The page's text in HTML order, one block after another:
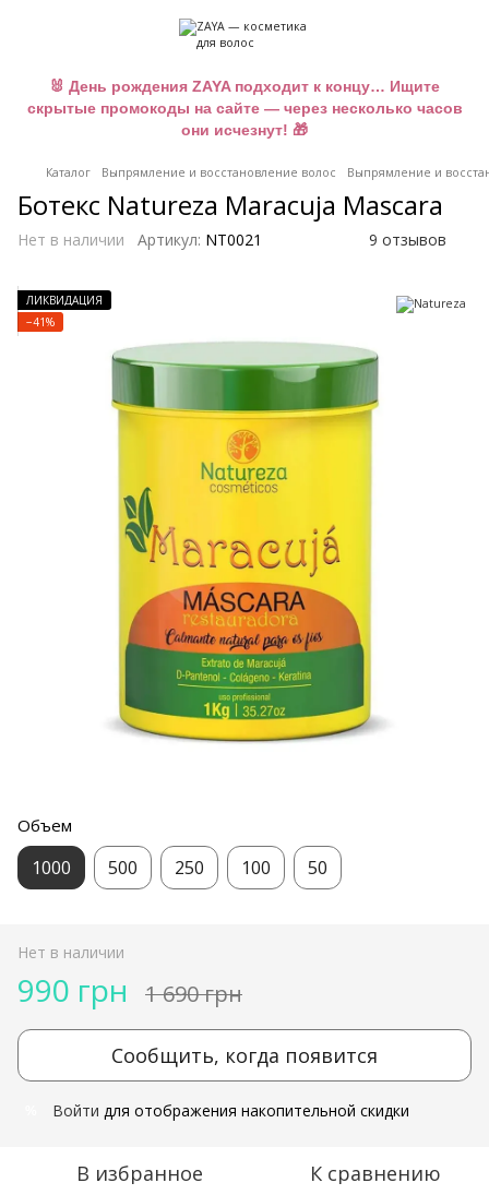
🐰 День рождения ZAYA подходит к концу… Ищите
скрытые промокоды на сайте — через несколько часов
они исчезнут! 🎁
Каталог Выпрямление и восстановление волос Выпрямление и
Ботекс Natureza Maracuja Mascara
Нет в наличии Артикул: NT0021 9 отзывов
ЛИКВИДАЦИЯ
−41%
Объем
1000 500 250 100 50
Нет в наличии
990 грн 1 690 грн
Сообщить, когда появится
Войти для отображения накопительной скидки
В избранное К сравнению